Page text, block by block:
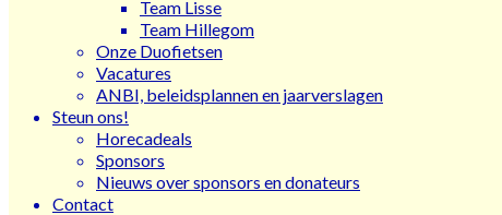
Team Lisse
Team Hillegom
Onze Duofietsen
Vacatures
ANBI, beleidsplannen en jaarverslagen
Steun ons!
Horecadeals
Sponsors
Nieuws over sponsors en donateurs
Contact